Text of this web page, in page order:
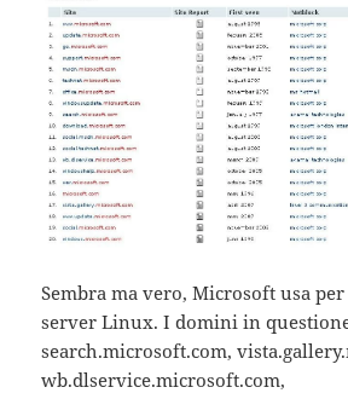
Sembra ma vero, Microsoft usa
server Linux. I domini in
search.microsoft.com,
wb.dlservice.microsoft.com,